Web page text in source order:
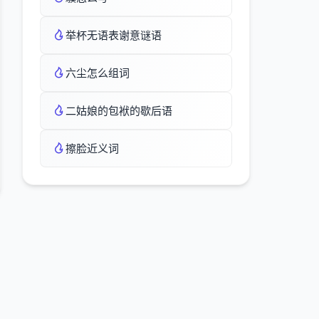
举杯无语表谢意谜语
六尘怎么组词
二姑娘的包袱的歇后语
擦脸近义词